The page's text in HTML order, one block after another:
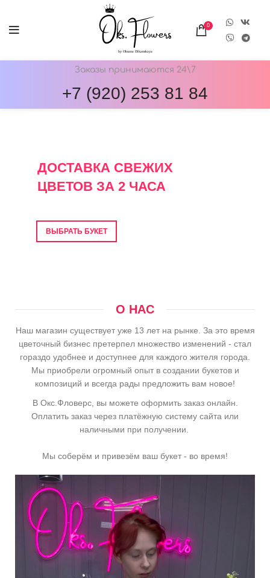
0
Заказы принимаются 24\7
+7 (920) 253 81 84
ДОСТАВКА СВЕЖИХ
ЦВЕТОВ ЗА 2 ЧАСА
ВЫБРАТЬ БУКЕТ
О НАС
Наш магазин существует уже 13 лет на рынке. За это время
цветочный бизнес претерпел множество изменений - стал
гораздо удобнее и доступнее для каждого жителя города.
Мы приобрели огромный опыт в создании букетов и
композиций и всегда рады предложить вам новое!
В Окс.Фловерс, вы можете оформить заказ онлайн.
Оплатить заказ через платёжную систему сайта или
наличными при получении.
Мы соберём и привезём ваш букет - во время!